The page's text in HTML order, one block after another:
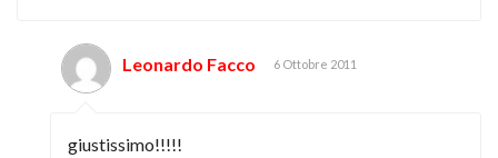
Leonardo Facco 6 Ottobre 2011
giustissimo!!!!!